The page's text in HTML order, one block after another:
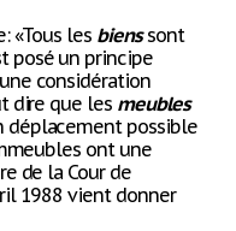
«Tous les bienssont
posé un principe
considération
dire que les meubles
possible
ont une
de la Cour de
1988 vient donner